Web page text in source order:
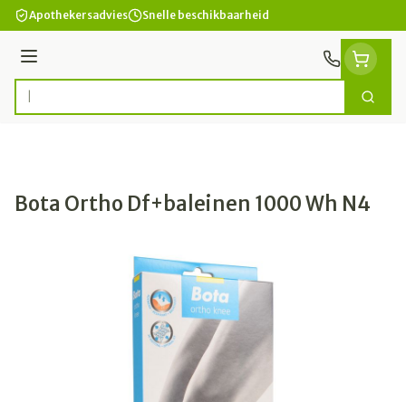
Ga naar de inhoud
Apothekersadvies Snelle beschikbaarheid
Menu
Product, merk, categorie... Zoek
Bota Ortho Df+baleinen 1000 Wh N4